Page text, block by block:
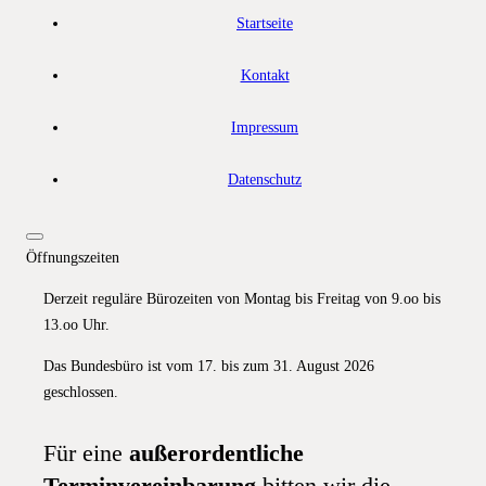
Startseite
Kontakt
Impressum
Datenschutz
Öffnungszeiten
Derzeit reguläre Bürozeiten von Montag bis Freitag von 9.oo bis
13.oo Uhr.
Das Bundesbüro ist vom 17. bis zum 31. August 2026
geschlossen.
Für eine außerordentliche